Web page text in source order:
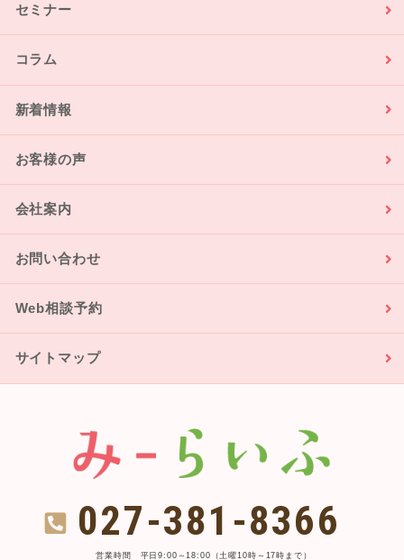
セミナー
コラム
新着情報
お客様の声
会社案内
お問い合わせ
Web相談予約
サイトマップ
027-381-8366
営業時間 平日9:00～18:00（土曜10時～17時まで）